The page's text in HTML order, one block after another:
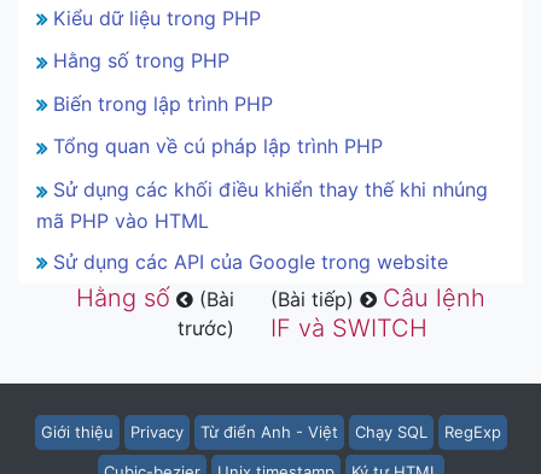
Kiểu dữ liệu trong PHP
Hằng số trong PHP
Biến trong lập trình PHP
Tổng quan về cú pháp lập trình PHP
Sử dụng các khối điều khiển thay thế khi nhúng
mã PHP vào HTML
Sử dụng các API của Google trong website
Hằng số
(Bài
trước)
(Bài tiếp)
Câu lệnh
IF và SWITCH
Giới thiệu Privacy Từ điển Anh - Việt Chạy SQL RegExp